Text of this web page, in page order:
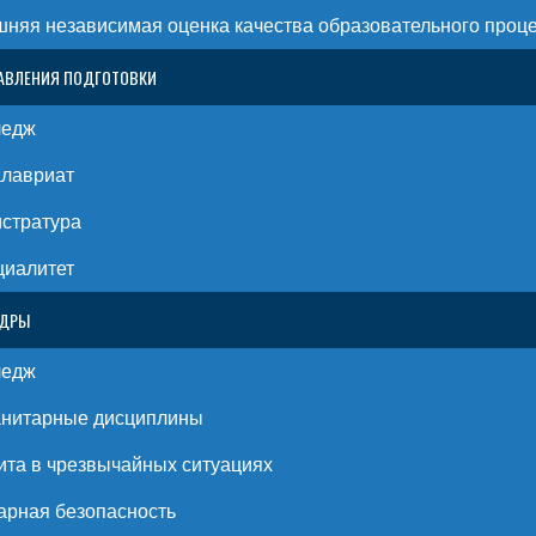
независимая оценка качества образовательного
ПОДГОТОВКИ
дисциплины
в чрезвычайных ситуациях
безопасность